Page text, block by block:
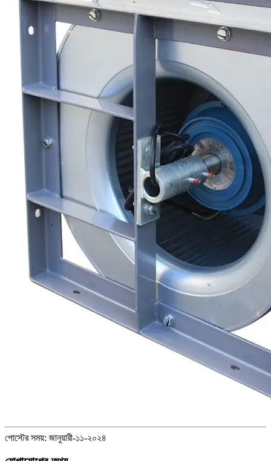
পোস্টের সময়: জানুয়ারী-১১-২০২৪